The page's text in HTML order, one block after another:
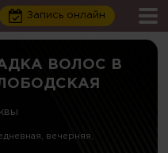
Запись онлайн
ВОЛОС В
вечерняя,